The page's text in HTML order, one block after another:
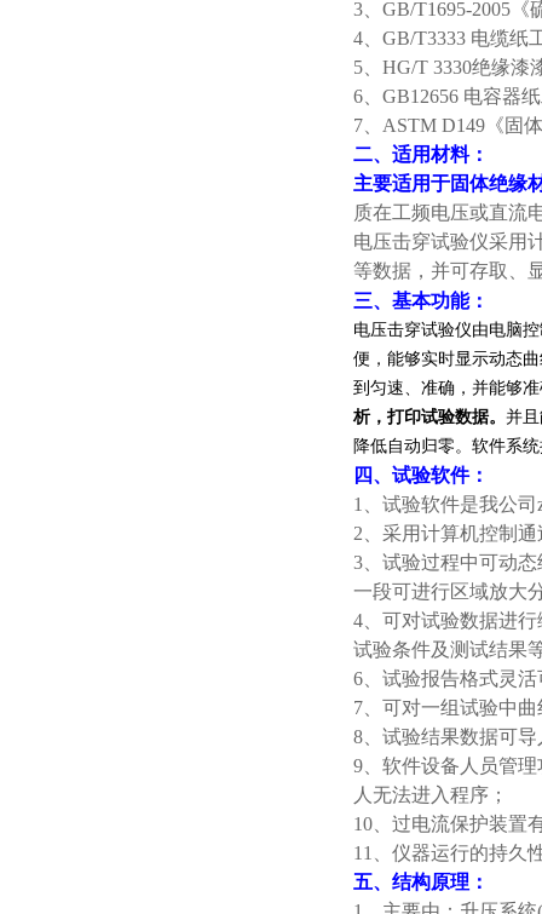
3、GB/T1695-2005
4、GB/T3333 电缆纸
5、HG/T 3330绝缘漆
6、GB12656 电容器
7、ASTM D149《固
二、 适用材料：
主要适用于固体绝缘
质在工频电压或直流
电压击穿试验仪采用
等数据，并可存取
三、基本功能：
电压击穿试验仪由电脑
便，能够实时显示动态
到匀速、准确，并能够
析，打印试验数据。 并
降低自动归零。软件系
四、试验软件：
1、试验软件是我公司
2、采用计算机控制
3、试验过程中可动
一段可进行区域放大
4、可对试验数据进
试验条件及测试结果
6、试验报告格式灵
7、可对一组试验中
8、试验结果数据可
9、软件设备人员管
人无法进入程序；
10、过电流保护装置
11、仪器运行的持久
五、结构原理：